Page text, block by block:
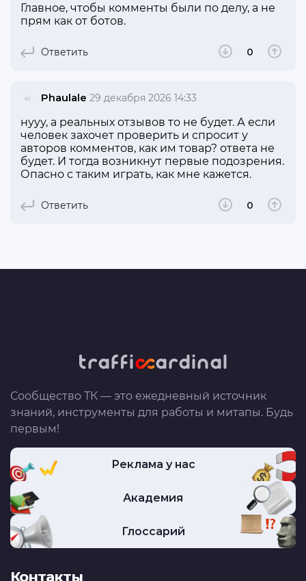
Главное, чтобы комменты были по делу, а не
прям как от ботов.
Ответить 0
Phaulale 29 декабря 2026 14:33
нууу, а реальных отзывов то не будет. А если
человек захочет проверить и спросит у
авторов комментов, как им товар? ответа не
будет. И тогда возникнут первые подозрения.
Опасно с таким играть, как мне кажется.
Ответить 0
Сообщество ТК — это ежедневный источник
знаний, инструменты для работы и митапы. Будь
первым!
Реклама у нас
Академия
Глоссарий
Контакты